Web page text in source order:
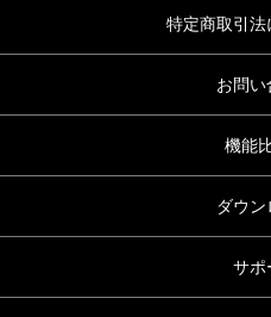
特定商取引
お問い
機能
ダウン
サポ